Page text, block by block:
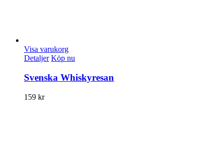
Visa varukorg
Detaljer Köp nu
Svenska Whiskyresan
159 kr